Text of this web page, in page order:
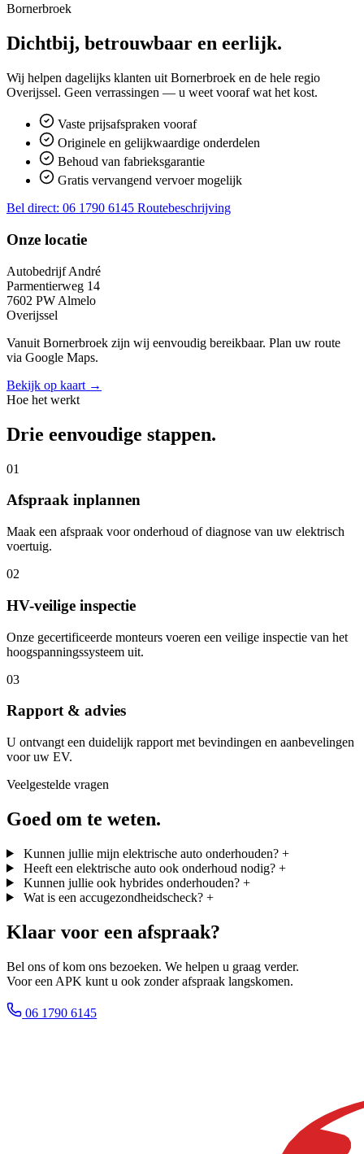
Bornerbroek
Dichtbij, betrouwbaar en eerlijk.
Wij helpen dagelijks klanten uit Bornerbroek en de hele regio
Overijssel. Geen verrassingen — u weet vooraf wat het kost.
Vaste prijsafspraken vooraf
Originele en gelijkwaardige onderdelen
Behoud van fabrieksgarantie
Gratis vervangend vervoer mogelijk
Bel direct: 06 1790 6145 Routebeschrijving
Onze locatie
Autobedrijf André
Parmentierweg 14
7602 PW Almelo
Overijssel
Vanuit Bornerbroek zijn wij eenvoudig bereikbaar. Plan uw route
via Google Maps.
Bekijk op kaart →
Hoe het werkt
Drie eenvoudige stappen.
01
Afspraak inplannen
Maak een afspraak voor onderhoud of diagnose van uw elektrisch
voertuig.
02
HV-veilige inspectie
Onze gecertificeerde monteurs voeren een veilige inspectie van het
hoogspanningssysteem uit.
03
Rapport & advies
U ontvangt een duidelijk rapport met bevindingen en aanbevelingen
voor uw EV.
Veelgestelde vragen
Goed om te weten.
Kunnen jullie mijn elektrische auto onderhouden? +
Heeft een elektrische auto ook onderhoud nodig? +
Kunnen jullie ook hybrides onderhouden? +
Wat is een accugezondheidscheck? +
Klaar voor een afspraak?
Bel ons of kom ons bezoeken. We helpen u graag verder.
Voor een APK kunt u ook zonder afspraak langskomen.
06 1790 6145